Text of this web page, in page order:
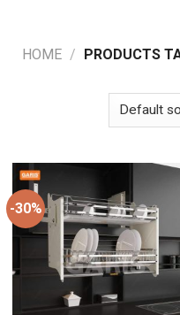
HOME / PRODUCTS
-30%